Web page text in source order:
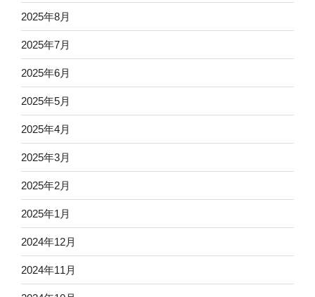
2025年8月
2025年7月
2025年6月
2025年5月
2025年4月
2025年3月
2025年2月
2025年1月
2024年12月
2024年11月